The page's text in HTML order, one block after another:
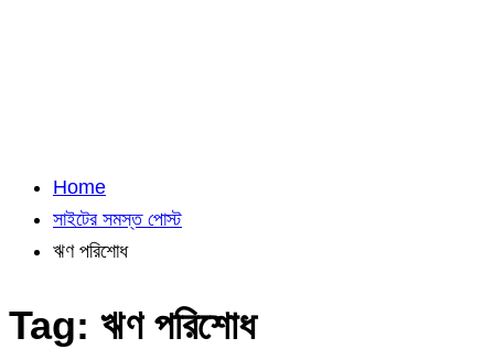
Home
সাইটের সমস্ত পোস্ট
ঋণ পরিশোধ
Tag: ঋণ পরিশোধ